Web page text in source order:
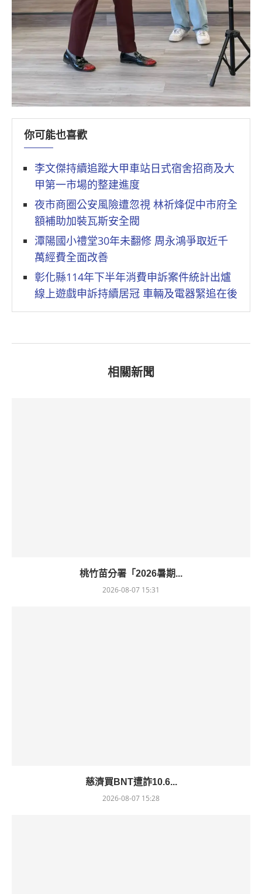
你可能也喜歡
李文傑持續追蹤大甲車站日式宿舍招商及大
甲第一市場的整建進度
夜市商圈公安風險遭忽視 林祈烽促中市府全
額補助加裝瓦斯安全閥
潭陽國小禮堂30年未翻修 周永鴻爭取近千
萬經費全面改善
彰化縣114年下半年消費申訴案件統計出爐
線上遊戲申訴持續居冠 車輛及電器緊追在後
相關新聞
桃竹苗分署「2026暑期...
2026-08-07 15:31
慈濟買BNT遭詐10.6...
2026-08-07 15:28